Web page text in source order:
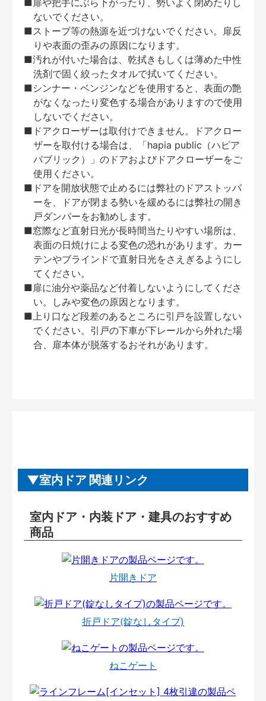
■扉や把手にぶら下がったり、勢いよく閉めたりし
ないでください。
■ストーブ等の熱源を近づけないでください。扉反
りや表面の歪みの原因になります。
■汚れが付いた場合は、乾拭きもしくは薄めた中性
洗剤で固く絞ったタオルで拭いてください。
■シンナー・ベンジンなどを使用すると、表面の艶
がなくなったり変色する場合がありますので使用
しないでください。
■ドアクローザーは取付けできません。ドアクロー
ザーを取付ける場合は、「hapia public（ハピア
パブリック）」のドアおよびドアクローザーをご
使用ください。
■ドアを開放状態で止めるには弊社のドアストッパ
ーを、ドアが閉まる勢いを緩めるには弊社の開き
戸ダンパーをお勧めします。
■窓際など直射日光が長時間当たりやすい場所は、
表面の日焼けによる変色の恐れがあります。カー
テンやブラインドで直射日光をさえぎるようにし
てください。
■扉に油分や薬品など付着しないようにしてくださ
い。しみや変色の原因となります。
■上り口など段差のあるところに引戸を設置しない
でください。引戸の下車が下レールから外れた場
合、扉本体が脱落するおそれがあります。
室内ドア 関連リンク
室内ドア・内装ドア・建具のおすすめ
商品
片開きドア
折戸ドア(錠なしタイプ)
ねこゲート